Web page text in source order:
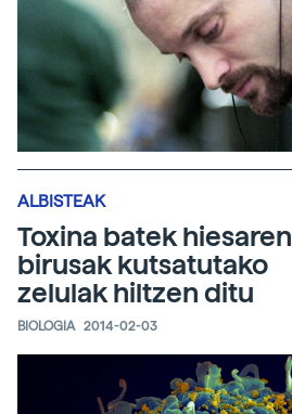
ALBISTEAK
Toxina batek hiesaren
birusak kutsatutako
zelulak hiltzen ditu
BIOLOGIA 2014-02-03